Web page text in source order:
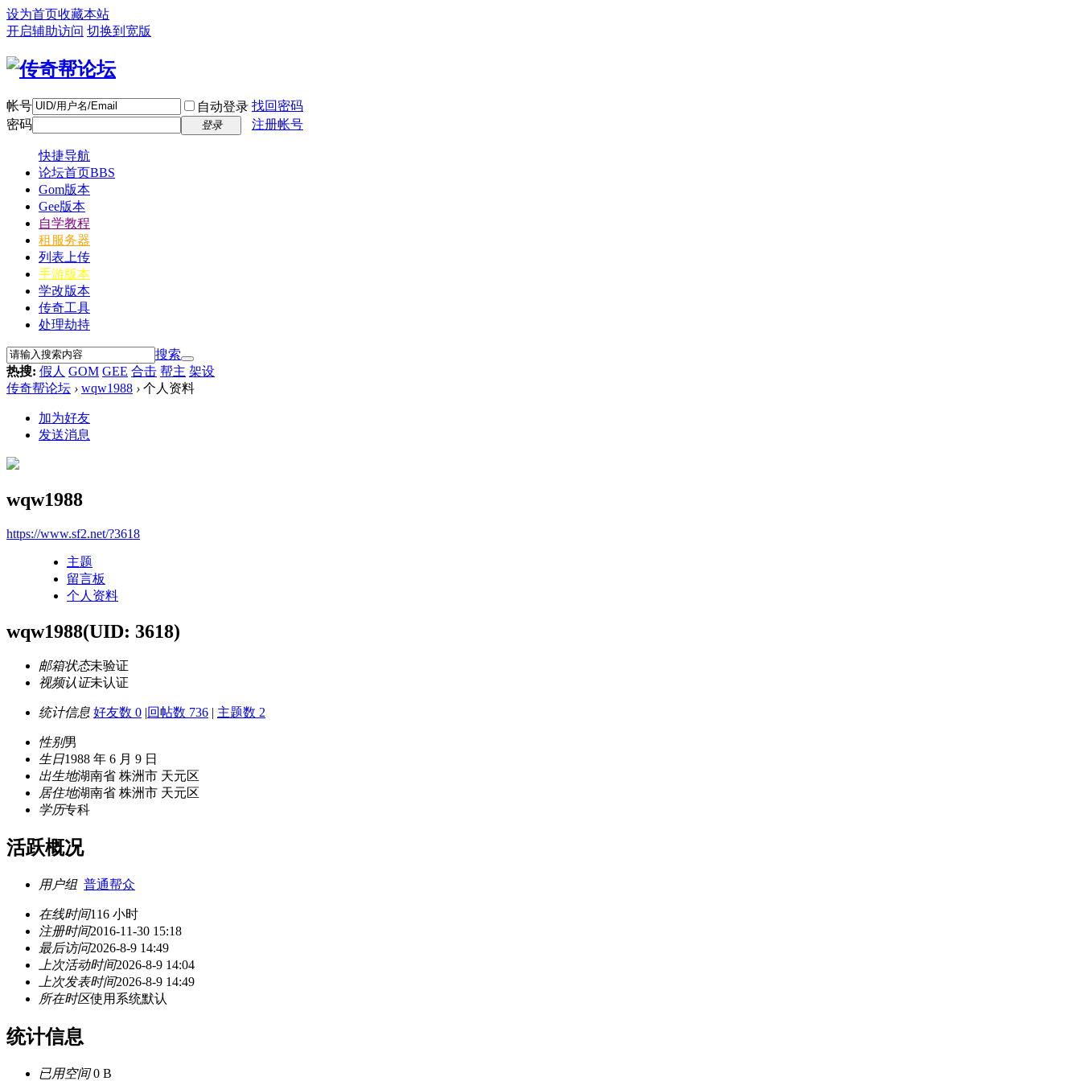
设为首页收藏本站
开启辅助访问 切换到宽版
帐号 自动登录 找回密码
密码
登录 注册帐号
快捷导航
论坛首页BBS
Gom版本
Gee版本
自学教程
租服务器
列表上传
手游版本
学改版本
传奇工具
处理劫持
搜索
热搜: 假人 GOM GEE 合击 帮主 架设
传奇帮论坛 › wqw1988 › 个人资料
加为好友
发送消息
wqw1988
https://www.sf2.net/?3618
主题
留言板
个人资料
wqw1988(UID: 3618)
邮箱状态未验证
视频认证未认证
统计信息 好友数 0 |回帖数 736 | 主题数 2
性别男
生日1988 年 6 月 9 日
出生地湖南省 株洲市 天元区
居住地湖南省 株洲市 天元区
学历专科
活跃概况
用户组 普通帮众
在线时间116 小时
注册时间2016-11-30 15:18
最后访问2026-8-9 14:49
上次活动时间2026-8-9 14:04
上次发表时间2026-8-9 14:49
所在时区使用系统默认
统计信息
已用空间0 B